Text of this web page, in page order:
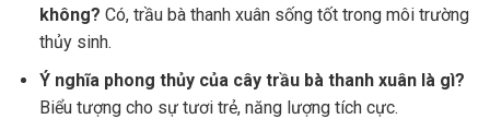
không? Có, trầu bà thanh xuân sống tốt trong môi trường
thủy sinh.
Ý nghĩa phong thủy của cây trầu bà thanh xuân là gì?
Biểu tượng cho sự tươi trẻ, năng lượng tích cực.